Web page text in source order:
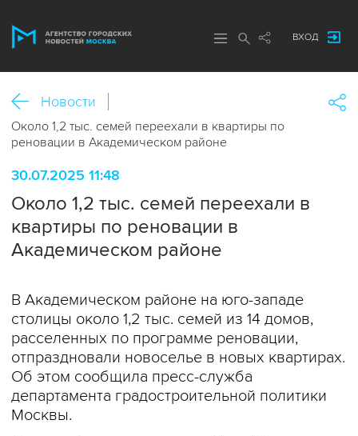
ВХОД
Новости
Около 1,2 тыс. семей переехали в квартиры по
реновации в Академическом районе
30.07.2025 11:48
Около 1,2 тыс. семей переехали в
квартиры по реновации в
Академическом районе
В Академическом районе на юго-западе
столицы около 1,2 тыс. семей из 14 домов,
расселенных по программе реновации,
отпраздновали новоселье в новых квартирах.
Об этом сообщила пресс-служба
департамента градостроительной политики
Москвы.